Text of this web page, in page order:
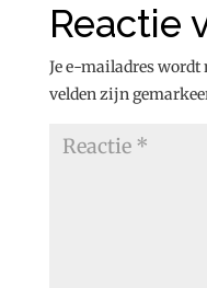
Reactie
Je e-mailadres wordt
velden zijn